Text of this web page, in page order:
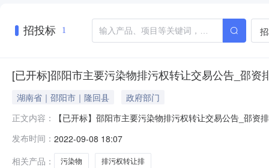
招投标 1
[已开标]邵阳市主要污染物排污权转让交易公告_邵资
湖南省｜邵阳市｜隆回县
政府部门
正文内容：
【已开标】邵阳市主要污染物排污权转让交易公告_邵
13574954828湖南省邵阳市隆回县花门街道办事处迈迹
4.1525000
发布时间： 2022-09-08 18:07
相关产品：
污染物 排污权转让排